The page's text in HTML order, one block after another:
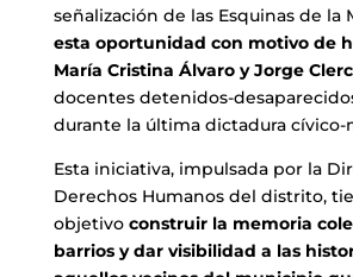
señalización de las Esquinas de la
esta oportunidad con motivo de
María Cristina Álvaro y Jorge Clerc
docentes detenidos-
durante la última dictadura cívico-
Esta iniciativa, impulsada por la
Derechos Humanos del distrito,
objetivo construir la memoria
barrios y dar visibilidad a las